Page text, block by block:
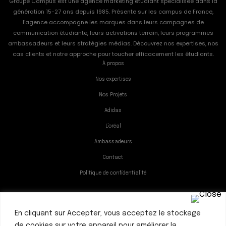
En cliquant sur Accepter, vous acceptez le stockage
génération 15-27 ans depuis 1985. Présente sur les campus de France,
l’agence accompagne les marques dans leurs campagnes de
communication étudiante, leurs activations terrain, leurs programmes
ambassadeurs et leurs stratégies médias. Découvrez nos expertises, nos
cas clients et notre approche pour toucher efficacement les étudiants.
À propos
Nos expertises
Nos Projets
Adidas
L’oréal
Ambassadeurs
Contact
Politique de confidentialité
Nos bureaux